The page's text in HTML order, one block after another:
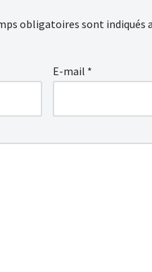
obligatoires sont indiqués
E-mail *